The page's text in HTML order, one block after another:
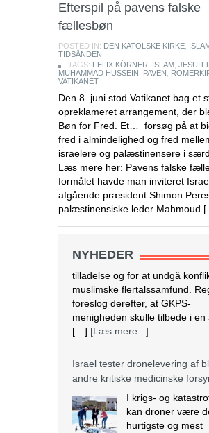
Efterspil på pavens falske
fællesbøn
POSTED IN: DEN KATOLSKE KIRKE,
TIDSÅNDEN
TAGS: FELIX KÖRNER, ISLAM,
MUHAMMAD HUSSEIN , PAVEN ,
VATIKANET
Den 8. juni stod Vatikanet bag et
opreklameret arrangement, der
Bøn for Fred. Et… forsøg på at
fred i almindelighed og fred
israelere og palæstinensere i
Læs mere her: Pavens falske
formålet havde man inviteret
afgående præsident Shimon
palæstinensiske leder Mahmoud
NYHEDER
Purwakarta
Protestant Christian Church
bygning i Cigelam landsby,
ikke havde en byggetilladelse.
Regenten af Purwakarta,
Mustika, besluttede at lukke
kirkebygningen, fordi den ikke
tilladelse og for at undgå
muslimske flertalssamfund.
[…][Læs mere...]
Israel tester dronelevering af
andre kritiske medicinske
I krigs- og
kan droner være
transportere blodprodukter og
medicin til hospitaler i
IDF i felten. Den 28. marts
autonom drone med 3,8 kg
Rambam Medical Center i